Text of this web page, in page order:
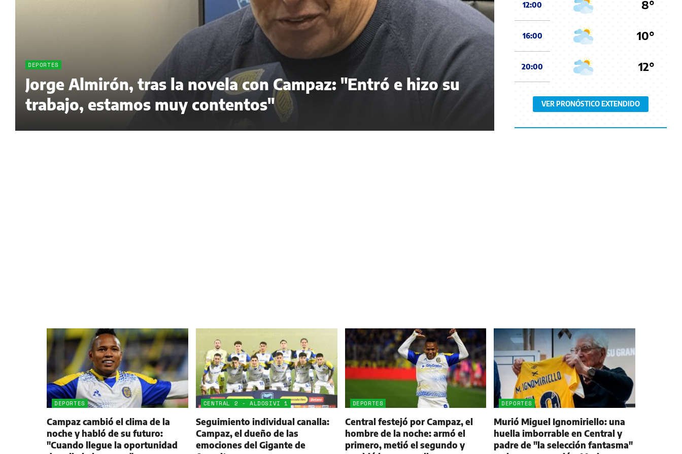
DEPORTES
Jorge Almirón, tras la novela con Campaz: "Entró e hizo su
trabajo, estamos muy contentos"
12:00 8°
16:00 10°
20:00 12°
VER PRONÓSTICO EXTENDIDO
DEPORTES
Campaz cambió el clima de la
noche y habló de su futuro:
"Cuando llegue la oportunidad
CENTRAL 2 - ALDOSIVI 1
Seguimiento individual canalla:
Campaz, el dueño de las
emociones del Gigante de
DEPORTES
Central festejó por Campaz, el
hombre de la noche: armó el
primero, metió el segundo y
DEPORTES
Murió Miguel Ignomiriello: una
huella imborrable en Central y
padre de "la selección fantasma"